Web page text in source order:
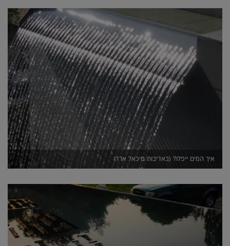
איך המים ייפלו? (באדיבות מיכאל ארד)